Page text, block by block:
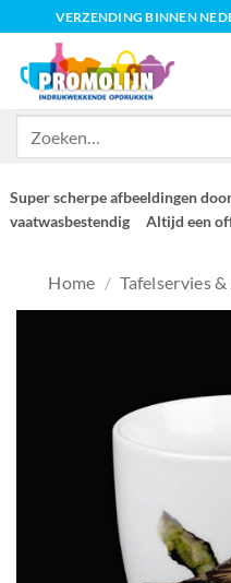
naar
inhoud
VERZENDING BINNEN
Super scherpe afbeeldingen
vaatwasbestendig Altijd een
Home / Tafelservies